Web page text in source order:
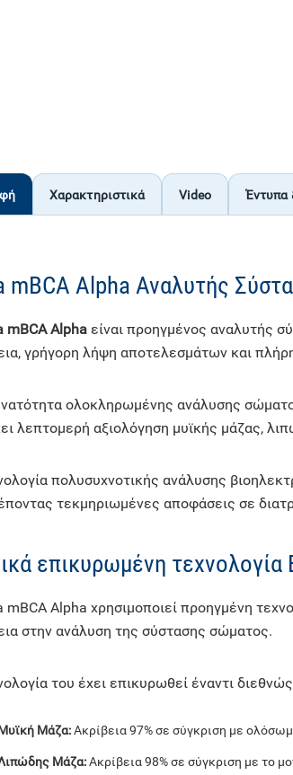
Χαρακτηριστικά Video Έντυπα
mBCA Alpha Αναλυτής
mBCA Alpha είναι προηγμένος αναλυτής
γρήγορη λήψη αποτελεσμάτων και
ολοκληρωμένης ανάλυσης
λεπτομερή αξιολόγηση μυϊκής μάζας,
πολυσυχνοτικής ανάλυσης
τεκμηριωμένες αποφάσεις σε
επικυρωμένη
mBCA Alpha χρησιμοποιεί προηγμένη
στην ανάλυση της σύστασης σώματος.
του έχει επικυρωθεί έναντι
Μάζα:Ακρίβεια 97% σε σύγκριση με
Μάζα:Ακρίβεια 98% σε σύγκριση με το